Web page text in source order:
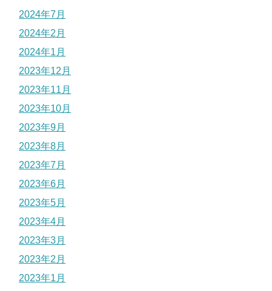
2024年7月
2024年2月
2024年1月
2023年12月
2023年11月
2023年10月
2023年9月
2023年8月
2023年7月
2023年6月
2023年5月
2023年4月
2023年3月
2023年2月
2023年1月